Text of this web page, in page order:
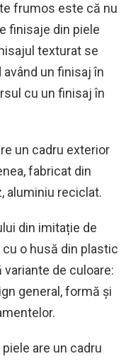
frumos este că nu
finisaje din piele
texturat se
având un finisaj în
cu un finisaj în
un cadru exterior
fabricat din
aluminiu reciclat.
din imitație de
o husă din plastic
de culoare:
general, formă și
are un cadru